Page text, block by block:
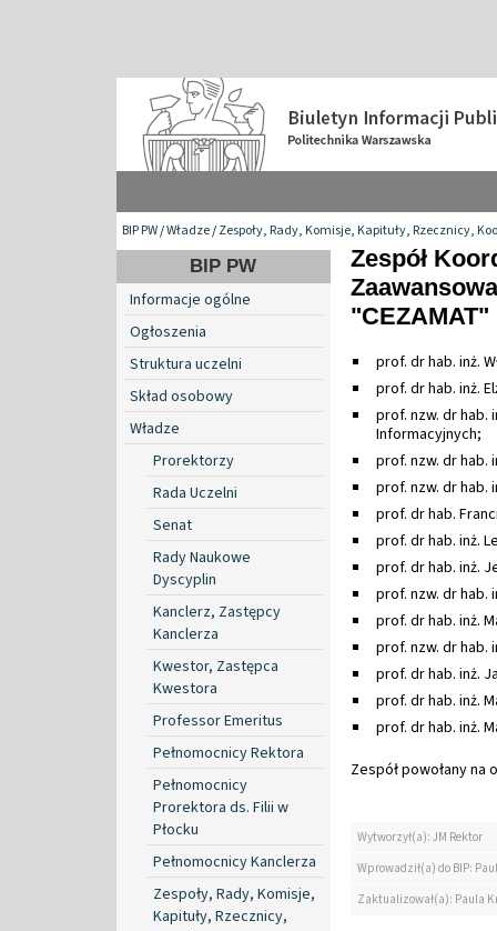
BIP PW/Władze/Zespoły, Rady, Komisje, Kapituły, Rzecznicy,
BIP PW
Informacje ogólne
Ogłoszenia
Struktura uczelni
Skład osobowy
Władze
Prorektorzy
Rada Uczelni
Senat
Rady Naukowe
Dyscyplin
Kanclerz, Zastępcy
Kanclerza
Kwestor, Zastępca
Kwestora
Professor Emeritus
Pełnomocnicy Rektora
Pełnomocnicy
Prorektora ds. Filii w
Płocku
Pełnomocnicy Kanclerza
Zespoły, Rady, Komisje,
Kapituły, Rzecznicy,
Zespół
"CEZAMAT"
prof. dr hab. inż.
prof. dr hab. inż.
prof. nzw. dr hab.
Informacyjnych;
prof. nzw. dr hab.
prof. nzw. dr hab.
prof. dr hab.
prof. dr hab. inż.
prof. dr hab. inż.
prof. nzw. dr hab.
prof. dr hab. inż.
prof. nzw. dr hab.
prof. dr hab. inż.
prof. dr hab. inż.
prof. dr hab. inż.
Zespół powołany na
Wytworzył(a): JM Rektor
Wprowadził(a) do BIP:
Zaktualizował(a): Paula